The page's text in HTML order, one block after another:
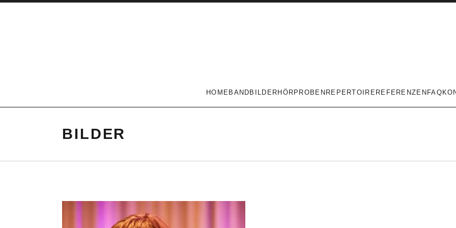
HOME BANDBILDERHÖRPROBENREPERTOIRE REFERENZENFAQ
BILDER